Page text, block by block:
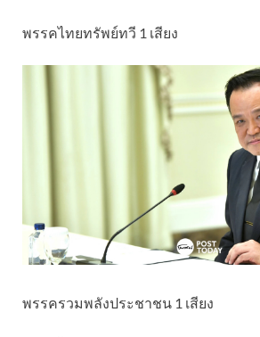
พรรคไทยทรัพย์ทวี 1 เสียง
พรรครวมพลังประชาชน 1 เสียง